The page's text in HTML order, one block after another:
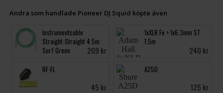
Andra som handlade Pioneer DJ Squid köpte även
Instrumentcable
Straight-Straight 4.5m
Surf Green
209 kr
1xXLR Fe > 1x6.3mm ST
1.5m
240 kr
RF-FL
45 kr
A25D
125 kr